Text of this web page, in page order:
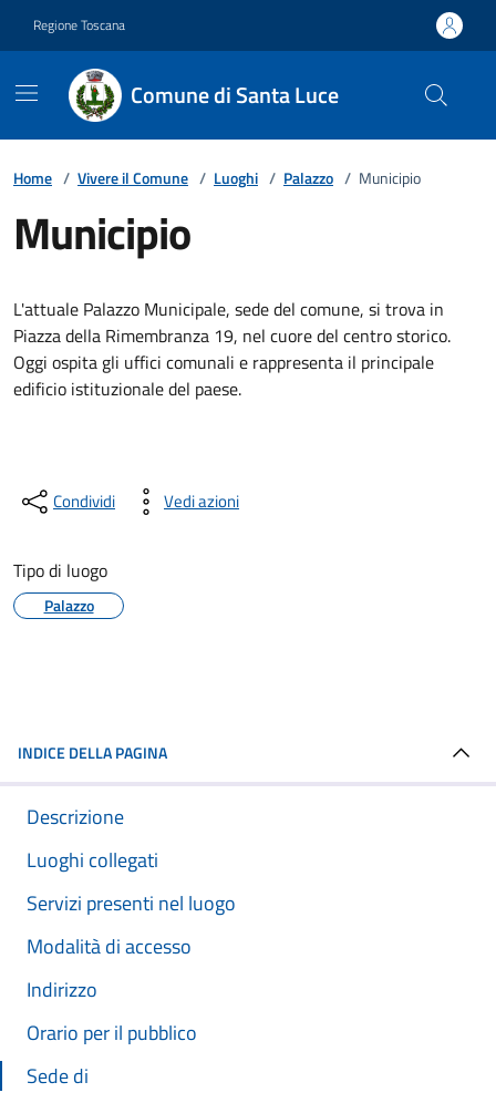
Regione Toscana
Comune di Santa Luce
Home / Vivere il Comune / Luoghi / Palazzo / Municipio
Municipio
Descrizione breve
L'attuale Palazzo Municipale, sede del comune, si trova in
Piazza della Rimembranza 19, nel cuore del centro storico.
Oggi ospita gli uffici comunali e rappresenta il principale
edificio istituzionale del paese.
Condividi Vedi azioni
Tipo di luogo
Palazzo
INDICE DELLA PAGINA
Descrizione
Luoghi collegati
Servizi presenti nel luogo
Modalità di accesso
Indirizzo
Orario per il pubblico
Sede di